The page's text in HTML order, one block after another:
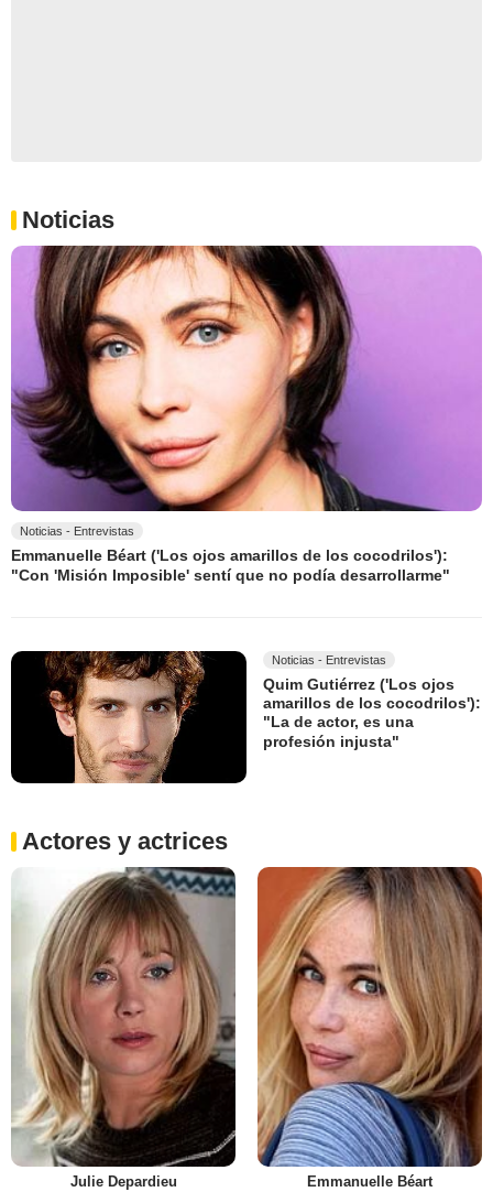
Noticias
Noticias - Entrevistas
Emmanuelle Béart ('Los ojos amarillos de los cocodrilos'):
"Con 'Misión Imposible' sentí que no podía desarrollarme"
Noticias - Entrevistas
Quim Gutiérrez ('Los ojos
amarillos de los cocodrilos'):
"La de actor, es una
profesión injusta"
Actores y actrices
Julie Depardieu Emmanuelle Béart